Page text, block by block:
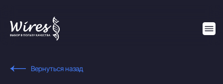
Вернуться назад